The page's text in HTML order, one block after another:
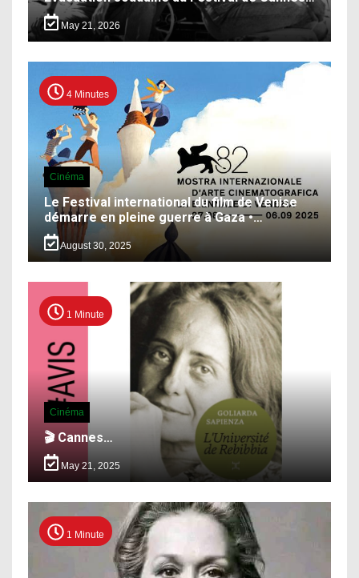
May 21, 2026
4 Minutes
Cinéma
Le Festival international du film de Venise
démarre en pleine guerre à Gaza •…
August 30, 2025
1 Minute
Cinéma
🎬 Cannes…
May 21, 2025
1 Minute